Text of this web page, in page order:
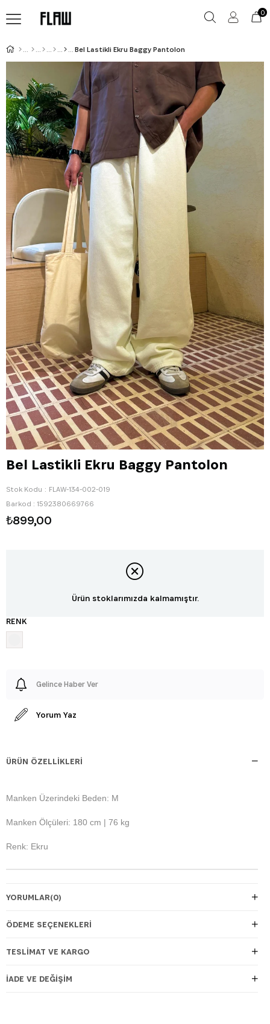
0
Bel Lastikli Ekru Baggy Pantolon
Bel Lastikli Ekru Baggy Pantolon
Stok Kodu
FLAW-134-002-019
Barkod : 1592380669766
₺899,00
Ürün stoklarımızda kalmamıştır.
RENK
Gelince Haber Ver
Yorum Yaz
ÜRÜN ÖZELLIKLERI
Manken Üzerindeki Beden: M
Manken Ölçüleri: 180 cm | 76 kg
Renk: Ekru
YORUMLAR(0)
ÖDEME SEÇENEKLERI
TESLIMAT VE KARGO
İADE VE DEĞIŞIM